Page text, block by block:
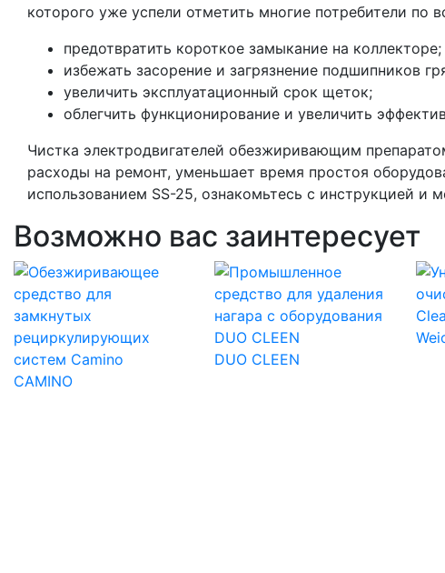
которого уже успели отметить многие потребители по
предотвратить короткое замыкание на коллекторе;
избежать засорение и загрязнение подшипников
увеличить эксплуатационный срок щеток;
облегчить функционирование и увеличить
Чистка электродвигателей обезжиривающим
расходы на ремонт, уменьшает время простоя
использованием SS-25, ознакомьтесь с инструкцией и
Возможно вас заинтересует
CAMINO
DUO CLEEN